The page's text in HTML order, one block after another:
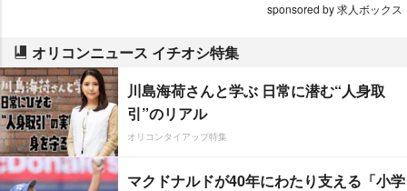
sponsored by 求人ボックス
オリコンニュース イチオシ特集
川島海荷さんと学ぶ 日常に潜む“人身取
引”のリアル
オリコンタイアップ特集
マクドナルドが40年にわたり支える「小学